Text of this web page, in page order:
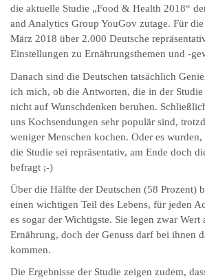
die aktuelle Studie „Food & Health 2018“
and Analytics Group YouGov zutage. Für
März 2018 über 2.000 Deutsche
Einstellungen zu Ernährungsthemen und -
Danach sind die Deutschen tatsächlich
ich mich, ob die Antworten, die in der Studie
nicht auf Wunschdenken beruhen.
uns Kochsendungen sehr populär sind,
weniger Menschen kochen. Oder es wurden,
die Studie sei repräsentativ, am Ende doch
befragt ;-)
Über die Hälfte der Deutschen (58 Prozent)
einen wichtigen Teil des Lebens, für jeden
es sogar der Wichtigste. Sie legen zwar Wert
Ernährung, doch der Genuss darf bei ihnen
kommen.
Die Ergebnisse der Studie zeigen zudem,